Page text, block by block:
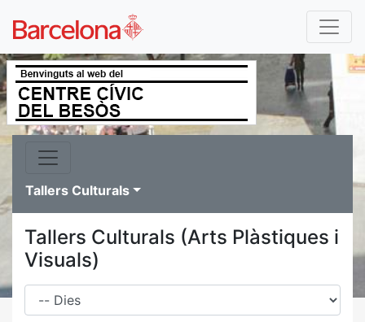
Tallers Culturals
Tallers Culturals (Arts Plàstiques i
Visuals)
Dies